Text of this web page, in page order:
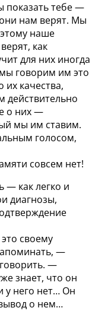
показать тебе —
нам верят. Мы
наше
как
для них иногда
говорим им это
их качества,
действительно
о них —
мы им ставим.
голосом,
совсем нет!
— как легко и
диагнозы,
своему
—
—
знает, что он
у него нет… Он
о нем…